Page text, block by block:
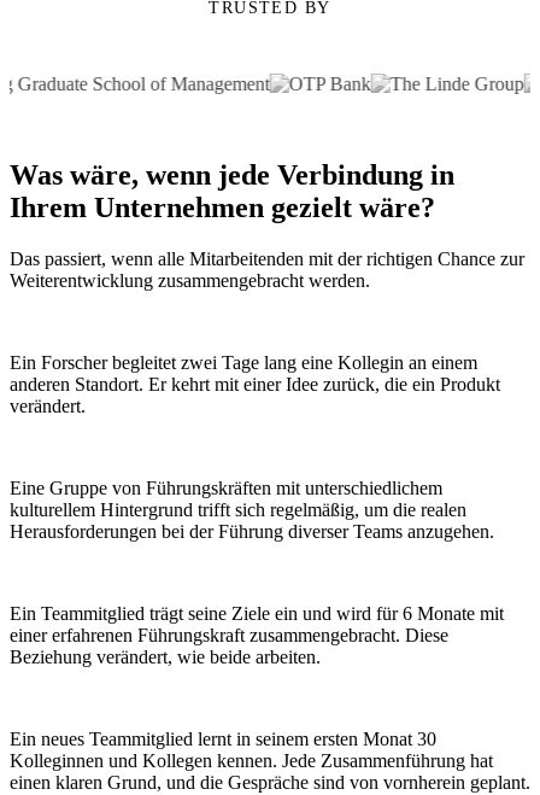
TRUSTED BY
Was wäre, wenn jede Verbindung in
Ihrem Unternehmen gezielt wäre?
Das passiert, wenn alle Mitarbeitenden mit der richtigen Chance zur
Weiterentwicklung zusammengebracht werden.
Ein Forscher begleitet zwei Tage lang eine Kollegin an einem
anderen Standort. Er kehrt mit einer Idee zurück, die ein Produkt
verändert.
Eine Gruppe von Führungskräften mit unterschiedlichem
kulturellem Hintergrund trifft sich regelmäßig, um die realen
Herausforderungen bei der Führung diverser Teams anzugehen.
Ein Teammitglied trägt seine Ziele ein und wird für 6 Monate mit
einer erfahrenen Führungskraft zusammengebracht. Diese
Beziehung verändert, wie beide arbeiten.
Ein neues Teammitglied lernt in seinem ersten Monat 30
Kolleginnen und Kollegen kennen. Jede Zusammenführung hat
einen klaren Grund, und die Gespräche sind von vornherein geplant.